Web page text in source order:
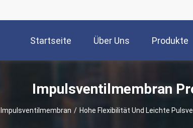
Startseite Über Uns Produkte
Impulsventilmembran
Impulsventilmembran / Hohe Flexibilität Und Leichte